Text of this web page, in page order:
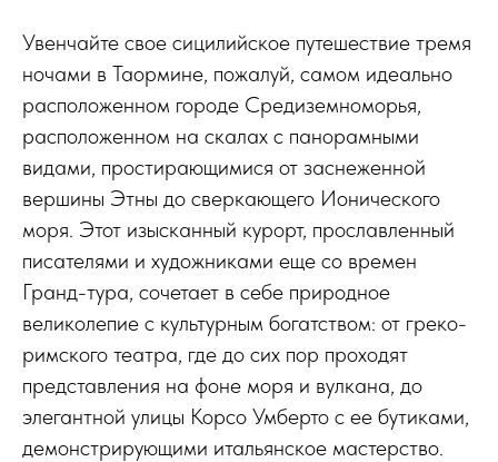
Увенчайте свое сицилийское путешествие тремя
ночами в Таормине, пожалуй, самом идеально
расположенном городе Средиземноморья,
расположенном на скалах с панорамными
видами, простирающимися от заснеженной
вершины Этны до сверкающего Ионического
моря. Этот изысканный курорт, прославленный
писателями и художниками еще со времен
Гранд-тура, сочетает в себе природное
великолепие с культурным богатством: от греко-
римского театра, где до сих пор проходят
представления на фоне моря и вулкана, до
элегантной улицы Корсо Умберто с ее бутиками,
демонстрирующими итальянское мастерство.